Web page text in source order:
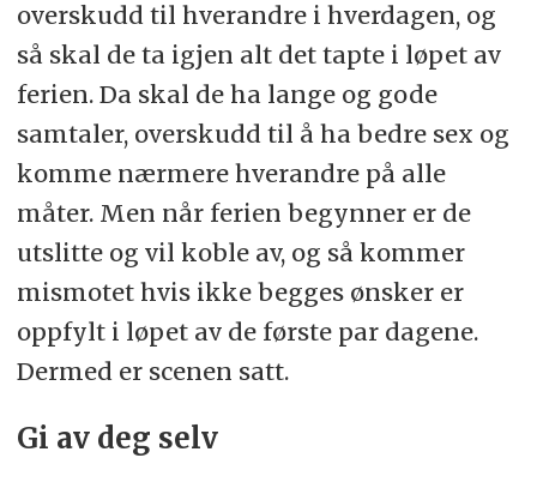
overskudd til hverandre i hverdagen, og
så skal de ta igjen alt det tapte i løpet av
ferien. Da skal de ha lange og gode
samtaler, overskudd til å ha bedre sex og
komme nærmere hverandre på alle
måter. Men når ferien begynner er de
utslitte og vil koble av, og så kommer
mismotet hvis ikke begges ønsker er
oppfylt i løpet av de første par dagene.
Dermed er scenen satt.
Gi av deg selv